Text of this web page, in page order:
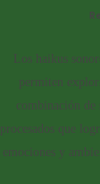
Los haikus
permiten
combinación de
procesados que
emociones y